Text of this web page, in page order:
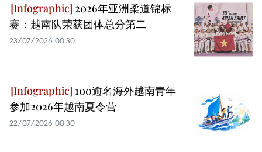
2026年亚洲柔道锦标
赛：越南队荣获团体总分第二
23/07/2026 00:30
100逾名海外越南青年
参加2026年越南夏令营
22/07/2026 00:30